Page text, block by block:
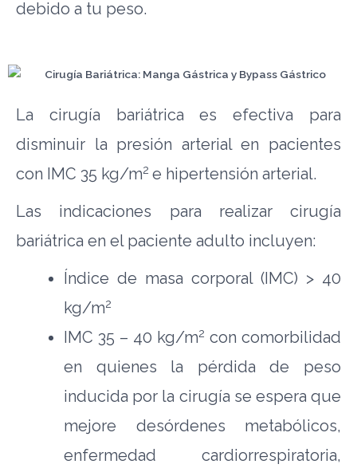
debido a tu peso.
La cirugía bariátrica es efectiva para
disminuir la presión arterial en pacientes
con IMC 35 kg/m2 e hipertensión arterial.
Las indicaciones para realizar cirugía
bariátrica en el paciente adulto incluyen:
Índice de masa corporal (IMC) > 40
kg/m2
IMC 35 – 40 kg/m2 con comorbilidad
en quienes la pérdida de peso
inducida por la cirugía se espera que
mejore desórdenes metabólicos,
enfermedad cardiorrespiratoria,